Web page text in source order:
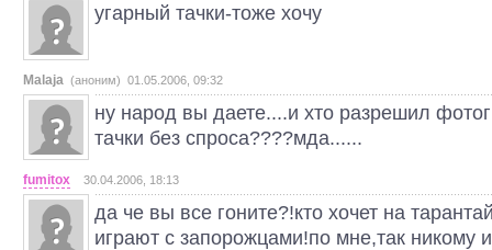
угарный тачки-тоже хочу
Malaja (аноним) 01.05.2006, 09:32
ну народ вы даете....и хто разрешил
тачки без спроса????мда......
fumitox 30.04.2006, 18:13
да че вы все гоните?!кто хочет на
играют с запорожцами!по мне,так никому